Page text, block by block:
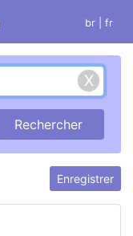
br | fr
Enregistrer